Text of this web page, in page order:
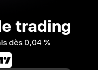
trading
dès 0,04 %